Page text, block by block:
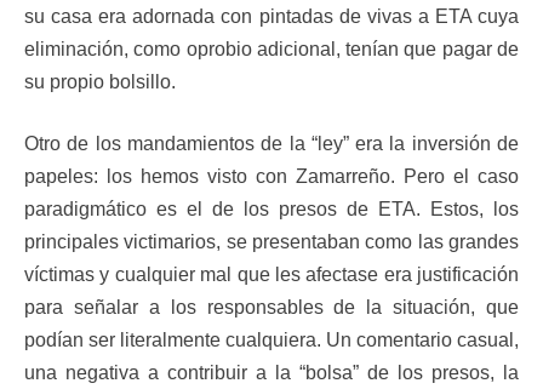
su casa era adornada con pintadas de vivas a ETA cuya
eliminación, como oprobio adicional, tenían que pagar de
su propio bolsillo.
Otro de los mandamientos de la “ley” era la inversión de
papeles: los hemos visto con Zamarreño. Pero el caso
paradigmático es el de los presos de ETA. Estos, los
principales victimarios, se presentaban como las grandes
víctimas y cualquier mal que les afectase era justificación
para señalar a los responsables de la situación, que
podían ser literalmente cualquiera. Un comentario casual,
una negativa a contribuir a la “bolsa” de los presos, la